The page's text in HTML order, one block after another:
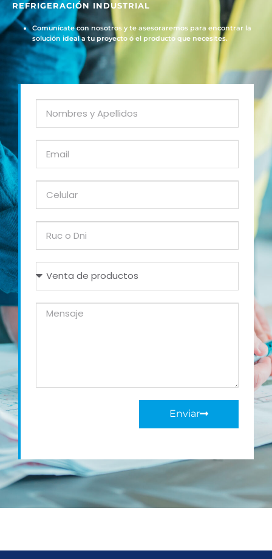
REFRIGERACIÓN INDUSTRIAL
Comunícate con nosotros y te asesoraremos para encontrar la
solución ideal a tu proyecto ó el producto que necesites.
Enviar